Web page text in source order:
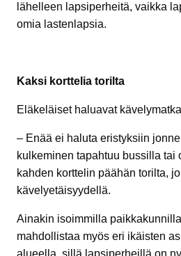
lähelleen lapsiperheitä, vaikka
omia lastenlapsia.
Kaksi korttelia torilta
Eläkeläiset haluavat
– Enää ei haluta eristyksiin
kulkeminen tapahtuu bussilla tai
kahden korttelin päähän torilta,
kävelyetäisyydellä.
Ainakin isoimmilla
mahdollistaa myös eri ikäisten
alueella, sillä lapsiperheillä on